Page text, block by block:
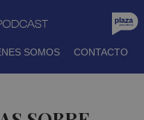
SOMOS CONTACTO